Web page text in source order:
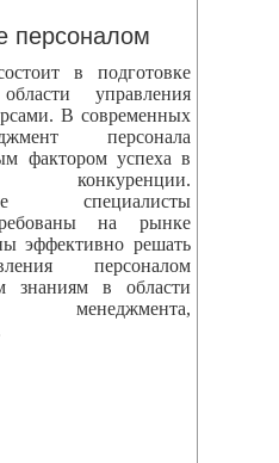
персоналом
в подготовке
управления
В современных
персонала
фактором успеха в
специалисты
на рынке
эффективно решать
персоналом
знаниям в области
менеджмента,